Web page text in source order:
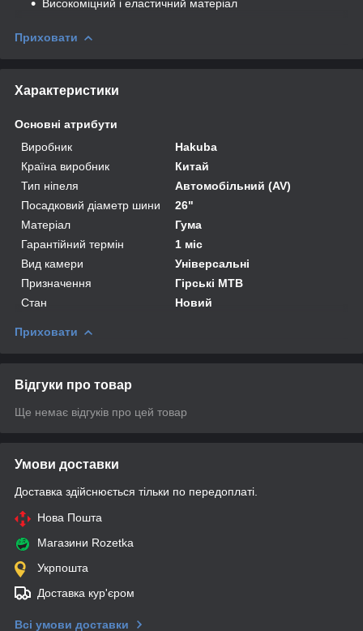
Високоміцний і еластичний матеріал
Приховати
Характеристики
Основні атрибути
Виробник
Hakuba
Країна виробник
Китай
Тип ніпеля
Автомобільний (AV)
Посадковий діаметр шини
26"
Матеріал
Гума
Гарантійний термін
1 міс
Вид камери
Універсальні
Призначення
Гірські MTB
Стан
Новий
Приховати
Відгуки про товар
Ще немає відгуків про цей товар
Умови доставки
Доставка здійснюється тільки по передоплаті.
Нова Пошта
Магазини Rozetka
Укрпошта
Доставка кур'єром
Всі умови доставки